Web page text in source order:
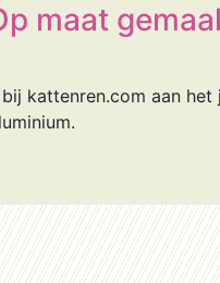
maat
kattenren.com aan